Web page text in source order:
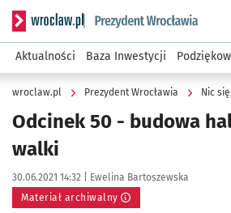
Serwis informacyjny wroclaw.pl
Aktualności Baza Inwestycji
wroclaw.pl Prezydent Wrocławia Nic
Odcinek 50 - budowa
walki
Data publikacji:
30.06.2021 14:32 | Autor:
Ewelina Bartoszewska
Materiał archiwalny